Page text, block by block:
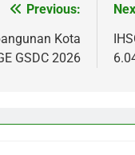
Previous:
Kota
GSDC 2026